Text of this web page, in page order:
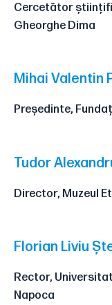
Cercetător
Gheorghe Dima
Mihai Valentin
Președinte,
Tudor
Director, Muzeul
Florian Liviu
Rector,
Napoca